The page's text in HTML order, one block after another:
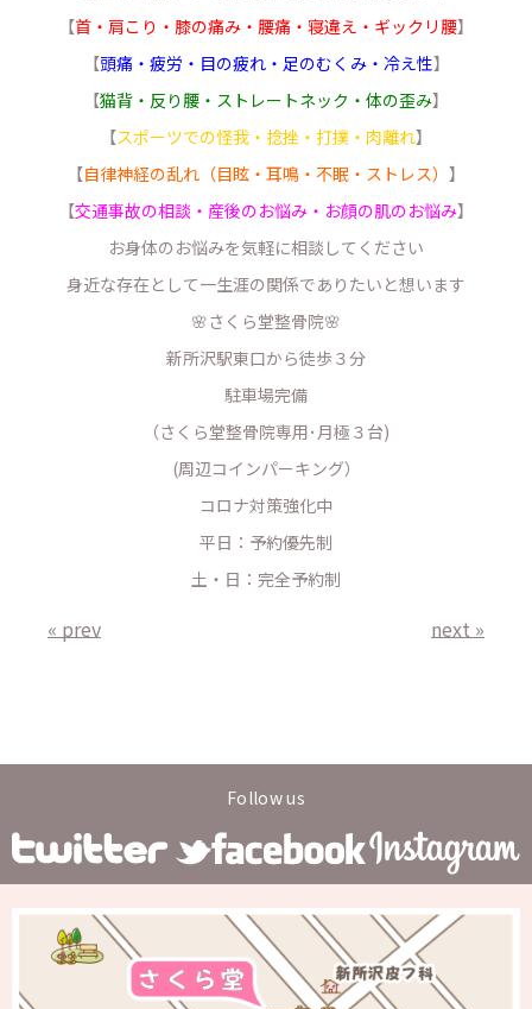
【首・肩こり・膝の痛み・腰痛・寝違え・ギックリ腰】
【頭痛・疲労・目の疲れ・足のむくみ・冷え性】
【猫背・反り腰・ストレートネック・体の歪み】
【スポーツでの怪我・捻挫・打撲・肉離れ】
【自律神経の乱れ（目眩・耳鳴・不眠・ストレス） 】
【交通事故の相談・産後のお悩み・お顔の肌のお悩み】
お身体のお悩みを気軽に相談してください
身近な存在として一生涯の関係でありたいと想います
🌸さくら堂整骨院🌸
新所沢駅東口から徒歩３分
駐車場完備
（さくら堂整骨院専用･月極３台)
(周辺コインパーキング）
コロナ対策強化中
平日：予約優先制
土・日：完全予約制
« prev next »
Follow us